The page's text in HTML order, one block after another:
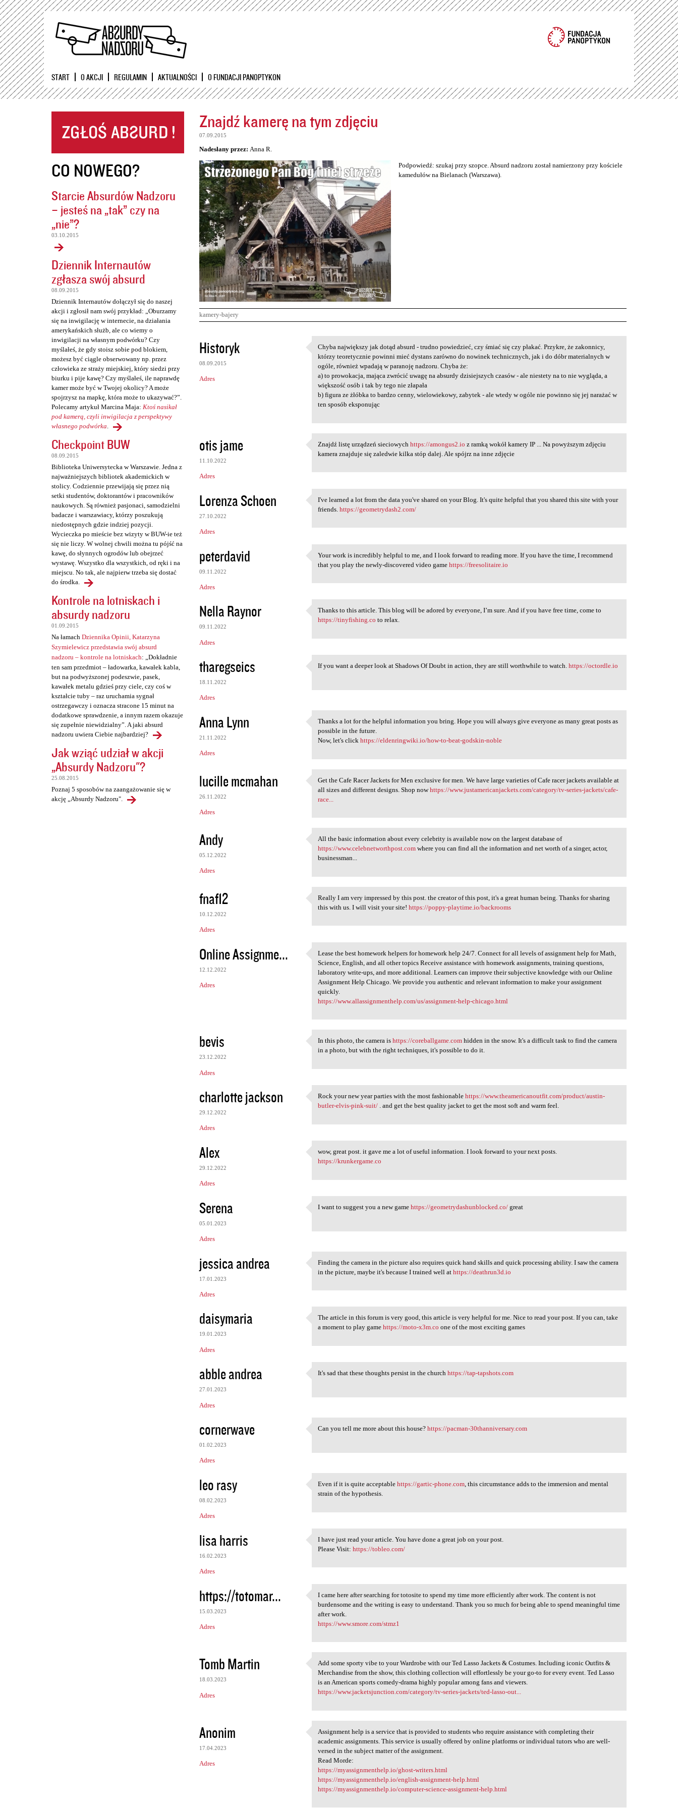
Przejdź
START O AKCJI REGULAMIN AKTUALNOŚCI O FUNDACJI PANOPTYKON
CO NOWEGO?
Starcie Absurdów Nadzoru
– jesteś na „tak” czy na
„nie”?
03.10.2015
Dziennik Internautów
zgłasza swój absurd
08.09.2015
Dziennik Internautów dołączył się do naszej
akcji i zgłosił nam swój przykład: „Oburzamy
się na inwigilację w internecie, na działania
amerykańskich służb, ale co wiemy o
inwigilacji na własnym podwórku? Czy
myślałeś, że gdy stoisz sobie pod blokiem,
możesz być ciągle obserwowany np. przez
człowieka ze straży miejskiej, który siedzi przy
biurku i pije kawę? Czy myślałeś, ile naprawdę
kamer może być w Twojej okolicy? A może
spojrzysz na mapkę, która może to ukazywać?”.
Polecamy artykuł Marcina Maja: Ktoś nasikał
pod kamerą, czyli inwigilacja z perspektywy
własnego podwórka.
Checkpoint BUW
08.09.2015
Biblioteka Uniwersytecka w Warszawie. Jedna z
najważniejszych bibliotek akademickich w
stolicy. Codziennie przewijają się przez nią
setki studentów, doktorantów i pracowników
naukowych. Są również pasjonaci, samodzielni
badacze i warszawiacy, którzy poszukują
niedostępnych gdzie indziej pozycji.
Wycieczka po mieście bez wizyty w BUW-ie też
się nie liczy. W wolnej chwili można tu pójść na
kawę, do słynnych ogrodów lub obejrzeć
wystawę. Wszystko dla wszystkich, od ręki i na
miejscu. No tak, ale najpierw trzeba się dostać
do środka.
Kontrole na lotniskach i
absurdy nadzoru
01.09.2015
Na łamach Dziennika Opinii, Katarzyna
Szymielewicz przedstawia swój absurd
nadzoru – kontrole na lotniskach: „Dokładnie
ten sam przedmiot – ładowarka, kawałek kabla,
but na podwyższonej podeszwie, pasek,
kawałek metalu gdzieś przy ciele, czy coś w
kształcie tuby – raz uruchamia sygnał
ostrzegawczy i oznacza stracone 15 minut na
dodatkowe sprawdzenie, a innym razem okazuje
się zupełnie niewidzialny”. A jaki absurd
nadzoru uwiera Ciebie najbardziej?
Jak wziąć udział w akcji
„Absurdy Nadzoru"?
25.08.2015
Poznaj 5 sposobów na zaangażowanie się w
akcję „Absurdy Nadzoru".
Znajdź kamerę na tym zdjęciu
07.09.2015
Nadesłany przez: Anna R.
Podpowiedź: szukaj przy szopce. Absurd nadzoru został namierzony przy kościele
kamedułów na Bielanach (Warszawa).
kamery-bajery
K
o
m
e
r
z
e
Historyk
08.09.2015
Adres
Chyba największy jak dotąd
Chyba największy jak dotąd absurd - trudno powiedzieć, czy śmiać się czy płakać. Przykre, że zakonnicy,
którzy teoretycznie powinni mieć dystans zarówno do nowinek technicznych, jak i do dóbr materialnych w
ogóle, również wpadają w paranoję nadzoru. Chyba że:
a) to prowokacja, mająca zwrócić uwagę na absurdy dzisiejszych czasów - ale niestety na to nie wygląda, a
większość osób i tak by tego nie złapała
b) figura ze żłóbka to bardzo cenny, wielowiekowy, zabytek - ale wtedy w ogóle nie powinno się jej narażać w
ten sposób eksponując
otis jame
11.10.2022
Adres
Znajdź listę urządzeń
Znajdź listę urządzeń sieciowychhttps://amongus2.io z ramką wokół kamery IP ... Na powyższym zdjęciu
kamera znajduje się zaledwie kilka stóp dalej. Ale spójrz na inne zdjęcie
Lorenza Schoen
27.10.2022
Adres
I've learned a lot from the
I've learned a lot from the data you've shared on your Blog. It's quite helpful that you shared this site with your
friends.https://geometrydash2.com/
peterdavid
09.11.2022
Adres
Your work is incredibly
Your work is incredibly helpful to me, and I look forward to reading more. If you have the time, I recommend
that you play the newly-discovered video gamehttps://freesolitaire.io
Nella Raynor
09.11.2022
Adres
Thanks to this article. This
Thanks to this article. This blog will be adored by everyone, I’m sure. And if you have free time, come to
https://tinyfishing.co to relax.
tharegseics
18.11.2022
Adres
If you want a deeper look at
If you want a deeper look at Shadows Of Doubt in action, they are still worthwhile to watch.https://octordle.io
Anna Lynn
21.11.2022
Adres
Thanks a lot for the helpful
Thanks a lot for the helpful information you bring. Hope you will always give everyone as many great posts as
possible in the future.
Now, let's clickhttps://eldenringwiki.io/how-to-beat-godskin-noble
lucille mcmahan
26.11.2022
Adres
Get the Cafe Racer Jackets
Get the Cafe Racer Jackets for Men exclusive for men. We have large varieties of Cafe racer jackets available at
all sizes and different designs. Shop nowhttps://www.justamericanjackets.com/category/tv-series-jackets/cafe-
race...
Andy
05.12.2022
Adres
All the basic information
All the basic information about every celebrity is available now on the largest database of
https://www.celebnetworthpost.com where you can find all the information and net worth of a singer, actor,
businessman...
fnaf12
10.12.2022
Adres
Really I am very impressed by
Really I am very impressed by this post. the creator of this post, it's a great human being. Thanks for sharing
this with us. I will visit your site!https://poppy-playtime.io/backrooms
Online Assignme...
12.12.2022
Adres
Lease the best homework
Lease the best homework helpers for homework help 24/7. Connect for all levels of assignment help for Math,
Science, English, and all other topics Receive assistance with homework assignments, training questions,
laboratory write-ups, and more additional. Learners can improve their subjective knowledge with our Online
Assignment Help Chicago. We provide you authentic and relevant information to make your assignment
quickly.
https://www.allassignmenthelp.com/us/assignment-help-chicago.html
bevis
23.12.2022
Adres
In this photo, the camera is
In this photo, the camera ishttps://coreballgame.com hidden in the snow. It's a difficult task to find the camera
in a photo, but with the right techniques, it's possible to do it.
charlotte jackson
29.12.2022
Adres
Rock your new year parties
Rock your new year parties with the most fashionablehttps://www.theamericanoutfit.com/product/austin-
butler-elvis-pink-suit/ . and get the best quality jacket to get the most soft and warm feel.
Alex
29.12.2022
Adres
wow, great post. it gave me a
wow, great post. it gave me a lot of useful information. I look forward to your next posts.
https://krunkergame.co
Serena
05.01.2023
Adres
I want to suggest you a new
I want to suggest you a new gamehttps://geometrydashunblocked.co/ great
jessica andrea
17.01.2023
Adres
Finding the camera in the
Finding the camera in the picture also requires quick hand skills and quick processing ability. I saw the camera
in the picture, maybe it's because I trained well athttps://deathrun3d.io
daisymaria
19.01.2023
Adres
The article in this forum is
The article in this forum is very good, this article is very helpful for me. Nice to read your post. If you can, take
a moment to play gamehttps://moto-x3m.co one of the most exciting games
abble andrea
27.01.2023
Adres
It's sad that these thoughts
It's sad that these thoughts persist in the churchhttps://tap-tapshots.com
cornerwave
01.02.2023
Adres
Can you tell me more about
Can you tell me more about this house?https://pacman-30thanniversary.com
leo rasy
08.02.2023
Adres
Even if it is quite
Even if it is quite acceptablehttps://gartic-phone.com, this circumstance adds to the immersion and mental
strain of the hypothesis.
lisa harris
16.02.2023
Adres
I have just read your article
I have just read your article. You have done a great job on your post.
Please Visit:https://tobleo.com/
https://totomar...
15.03.2023
Adres
I came here after searching
I came here after searching for totosite to spend my time more efficiently after work. The content is not
burdensome and the writing is easy to understand. Thank you so much for being able to spend meaningful time
after work.
https://www.smore.com/stmz1
Tomb Martin
18.03.2023
Adres
Add some sporty vibe to your
Add some sporty vibe to your Wardrobe with our Ted Lasso Jackets & Costumes. Including iconic Outfits &
Merchandise from the show, this clothing collection will effortlessly be your go-to for every event. Ted Lasso
is an American sports comedy-drama highly popular among fans and viewers.
https://www.jacketsjunction.com/category/tv-series-jackets/ted-lasso-out...
Anonim
17.04.2023
Adres
Assignment help is a service
Assignment help is a service that is provided to students who require assistance with completing their
academic assignments. This service is usually offered by online platforms or individual tutors who are well-
versed in the subject matter of the assignment.
Read Morde:
https://myassignmenthelp.io/ghost-writers.html
https://myassignmenthelp.io/english-assignment-help.html
https://myassignmenthelp.io/computer-science-assignment-help.html